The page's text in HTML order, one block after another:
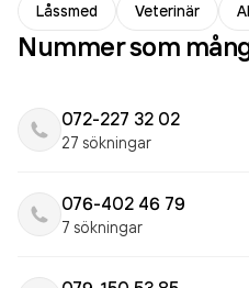
Låssmed
Veterinär
Nummer som
072-227 32 02
27 sökningar
076-402 46 79
7 sökningar